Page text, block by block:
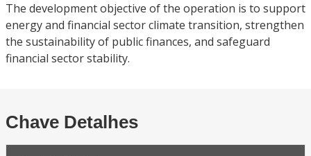
The development objective of the operation is to support
energy and financial sector climate transition, strengthen
the sustainability of public finances, and safeguard
financial sector stability.
Chave Detalhes